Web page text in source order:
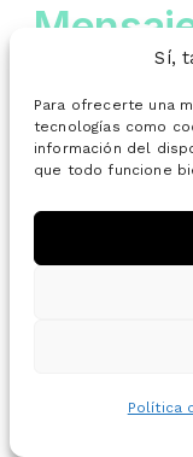
Sí,
Para ofrecerte una
tecnologías como
información del
que todo funcione
Política
Serrano